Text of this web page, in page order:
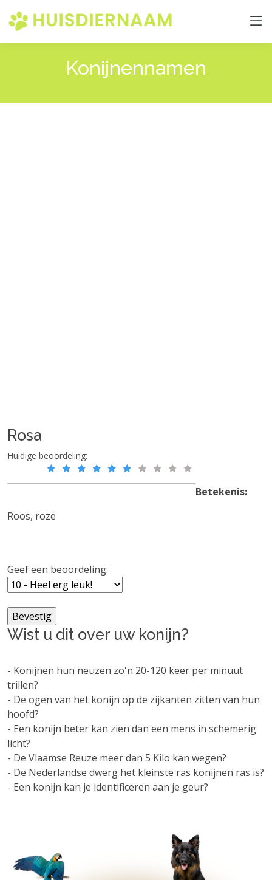
Konijnennamen
Rosa
Huidige beoordeling:
Betekenis:
Roos, roze
Geef een beoordeling:
Wist u dit over uw konijn?
- Konijnen hun neuzen zo'n 20-120 keer per minuut
trillen?
- De ogen van het konijn op de zijkanten zitten van hun
hoofd?
- Een konijn beter kan zien dan een mens in schemerig
licht?
- De Vlaamse Reuze meer dan 5 Kilo kan wegen?
- De Nederlandse dwerg het kleinste ras konijnen ras is?
- Een konijn kan je identificeren aan je geur?